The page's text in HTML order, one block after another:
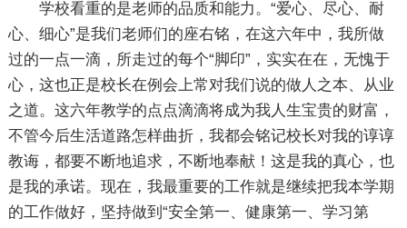
学校看重的是老师的品质和能力。“爱心、尽心、耐
心、细心”是我们老师们的座右铭，在这六年中，我所做
过的一点一滴，所走过的每个“脚印”，实实在在，无愧于
心，这也正是校长在例会上常对我们说的做人之本、从业
之道。这六年教学的点点滴滴将成为我人生宝贵的财富，
不管今后生活道路怎样曲折，我都会铭记校长对我的谆谆
教诲，都要不断地追求，不断地奉献！这是我的真心，也
是我的承诺。现在，我最重要的工作就是继续把我本学期
的工作做好，坚持做到“安全第一、健康第一、学习第